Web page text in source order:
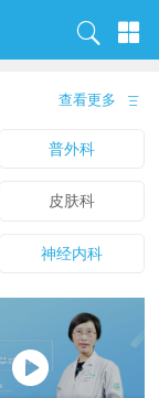
查看更多
普外科
皮肤科
神经内科